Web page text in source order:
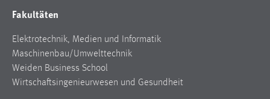
Fakultäten
Elektrotechnik, Medien und Informatik
Maschinenbau/Umwelttechnik
Weiden Business School
Wirtschaftsingenieurwesen und Gesundheit